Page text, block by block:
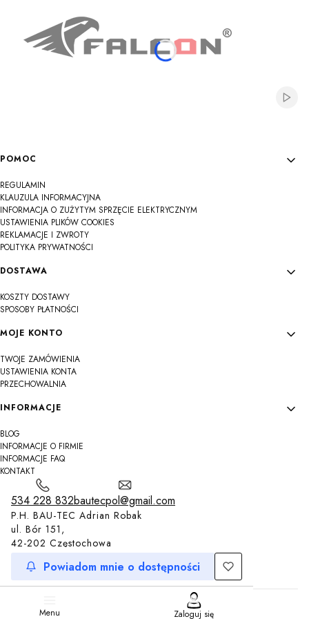
Linki w stopce
POMOC
REGULAMIN
KLAUZULA INFORMACYJNA
INFORMACJA O ZUŻYTYM SPRZĘCIE ELEKTRYCZNYM
USTAWIENIA PLIKÓW COOKIES
REKLAMACJE I ZWROTY
POLITYKA PRYWATNOŚCI
DOSTAWA
KOSZTY DOSTAWY
SPOSOBY PŁATNOŚCI
MOJE KONTO
TWOJE ZAMÓWIENIA
USTAWIENIA KONTA
PRZECHOWALNIA
INFORMACJE
BLOG
INFORMACJE O FIRMIE
INFORMACJE FAQ
KONTAKT
534 228 832bautecpol@gmail.com
P.H. BAU-TEC Adrian Robak
ul. Bór 151,
42-202 Częstochowa
Powiadom mnie o dostępności
Menu Zaloguj się